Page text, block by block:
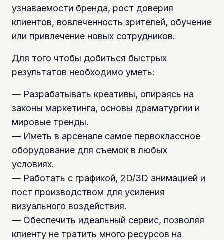
узнаваемости бренда, рост доверия
клиентов, вовлеченность зрителей, обучение
или привлечение новых сотрудников.
Для того чтобы добиться быстрых
результатов необходимо уметь:
— Разрабатывать креативы, опираясь на
законы маркетинга, основы драматургии и
мировые тренды.
— Иметь в арсенале самое первоклассное
оборудование для съемок в любых
условиях.
— Работать с графикой, 2D/3D анимацией и
пост производством для усиления
визуального воздействия.
— Обеспечить идеальный сервис, позволяя
клиенту не тратить много ресурсов на